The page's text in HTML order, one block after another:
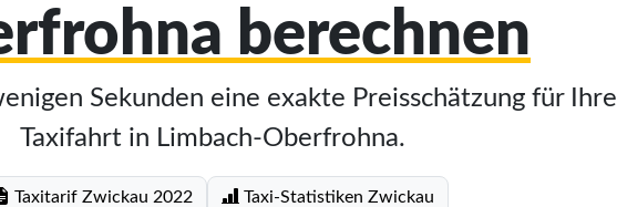
berechnen
Sekunden eine exakte Preisschätzung für Ihre
Taxifahrt in Limbach-Oberfrohna.
Taxitarif Zwickau 2022 Taxi-Statistiken Zwickau